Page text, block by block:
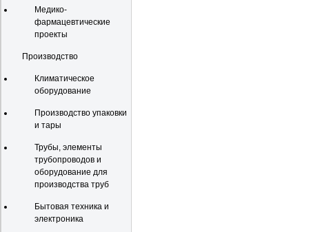
Медико-
фармацевтические
проекты
Производство
Климатическое
оборудование
Производство упаковки
и тары
Трубы, элементы
трубопроводов и
оборудование для
производства труб
Бытовая техника и
электроника